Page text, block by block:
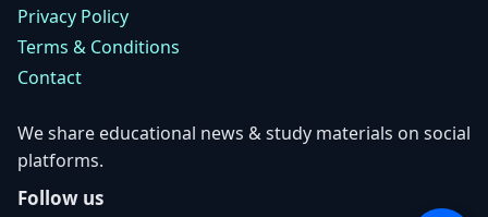
Privacy Policy
Terms & Conditions
Contact
We share educational news & study materials on social
platforms.
Follow us